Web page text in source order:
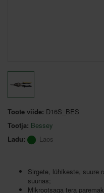
Toote viide: D16S_BES
Tootja: Bessey
Ladu:
Laos
Sirgete, lühikeste, suure
suunas;
Mikrootsaga tera